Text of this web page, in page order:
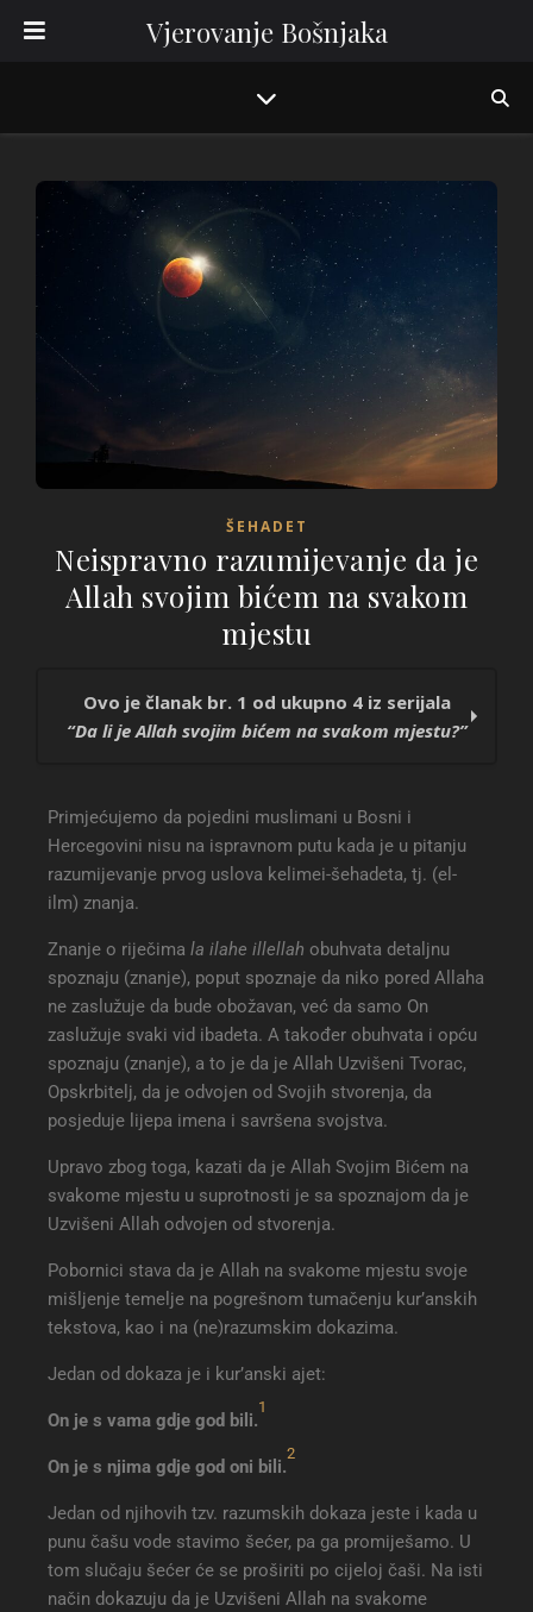
Vjerovanje Bošnjaka
ŠEHADET
Neispravno razumijevanje da je
Allah svojim bićem na svakom
mjestu
Ovo je članak br. 1 od ukupno 4 iz serijala
“Da li je Allah svojim bićem na svakom mjestu?”
bićem na svakom mjestu
Dokazi iz Kur’ana i u sunneta da je Allah iznad
Arša
Šubha (sumnja) u vjerovanju da je Allah na
svakom mjestu
Da li je dozvoljeno davati prednost običajima nad
Primjećujemo da pojedini muslimani u Bosni i
Hercegovini nisu na ispravnom putu kada je u pitanju
razumijevanje prvog uslova kelimei-šehadeta, tj. (el-
ilm) znanja.
Znanje o riječima la ilahe illellah obuhvata detaljnu
spoznaju (znanje), poput spoznaje da niko pored Allaha
ne zaslužuje da bude obožavan, već da samo On
zaslužuje svaki vid ibadeta. A također obuhvata i opću
spoznaju (znanje), a to je da je Allah Uzvišeni Tvorac,
Opskrbitelj, da je odvojen od Svojih stvorenja, da
posjeduje lijepa imena i savršena svojstva.
Upravo zbog toga, kazati da je Allah Svojim Bićem na
svakome mjestu u suprotnosti je sa spoznajom da je
Uzvišeni Allah odvojen od stvorenja.
Pobornici stava da je Allah na svakome mjestu svoje
mišljenje temelje na pogrešnom tumačenju kur’anskih
tekstova, kao i na (ne)razumskim dokazima.
Jedan od dokaza je i kur’anski ajet:
On je s vama gdje god bili.
1
On je s njima gdje god oni bili.
2
Jedan od njihovih tzv. razumskih dokaza jeste i kada u
punu čašu vode stavimo šećer, pa ga promiješamo. U
tom slučaju šećer će se proširiti po cijeloj čaši. Na isti
način dokazuju da je Uzvišeni Allah na svakome